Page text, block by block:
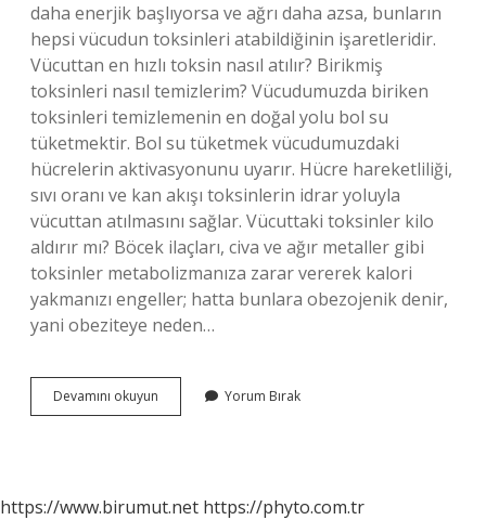
daha enerjik başlıyorsa ve ağrı daha azsa, bunların
hepsi vücudun toksinleri atabildiğinin işaretleridir.
Vücuttan en hızlı toksin nasıl atılır? Birikmiş
toksinleri nasıl temizlerim? Vücudumuzda biriken
toksinleri temizlemenin en doğal yolu bol su
tüketmektir. Bol su tüketmek vücudumuzdaki
hücrelerin aktivasyonunu uyarır. Hücre hareketliliği,
sıvı oranı ve kan akışı toksinlerin idrar yoluyla
vücuttan atılmasını sağlar. Vücuttaki toksinler kilo
aldırır mı? Böcek ilaçları, civa ve ağır metaller gibi
toksinler metabolizmanıza zarar vererek kalori
yakmanızı engeller; hatta bunlara obezojenik denir,
yani obeziteye neden…
Devamını okuyun
Atmak
Yorum Bırak
https://www.birumut.net https://phyto.com.tr